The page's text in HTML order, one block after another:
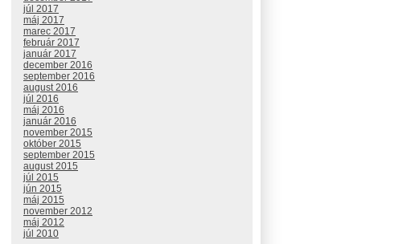
júl 2017
máj 2017
marec 2017
február 2017
január 2017
december 2016
september 2016
august 2016
júl 2016
máj 2016
január 2016
november 2015
október 2015
september 2015
august 2015
júl 2015
jún 2015
máj 2015
november 2012
máj 2012
júl 2010